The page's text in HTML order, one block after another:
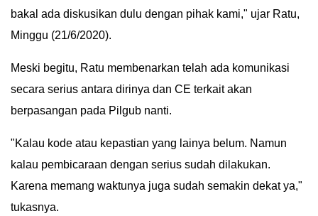
OPINI
ADVERTORIAL
bakal ada diskusikan dulu dengan pihak kami," ujar Ratu,
Minggu (21/6/2020).
Meski begitu, Ratu membenarkan telah ada komunikasi
secara serius antara dirinya dan CE terkait akan
berpasangan pada Pilgub nanti.
"Kalau kode atau kepastian yang lainya belum. Namun
kalau pembicaraan dengan serius sudah dilakukan.
Karena memang waktunya juga sudah semakin dekat ya,"
tukasnya.